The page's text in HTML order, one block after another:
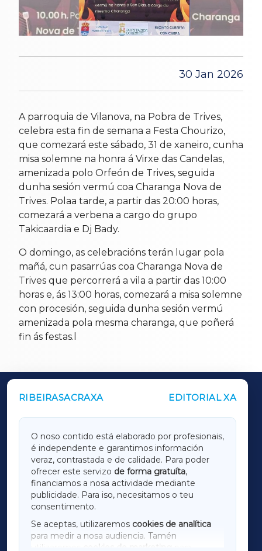
30 Jan 2026
A parroquia de Vilanova, na Pobra de Trives,
celebra esta fin de semana a Festa Chourizo,
que comezará este sábado, 31 de xaneiro, cunha
misa solemne na honra á Virxe das Candelas,
amenizada polo Orfeón de Trives, seguida
dunha sesión vermú coa Charanga Nova de
Trives. Polaa tarde, a partir das 20:00 horas,
comezará a verbena a cargo do grupo
Takicaardia e Dj Bady.
O domingo, as celebracións terán lugar pola
mañá, cun pasarrúas coa Charanga Nova de
Trives que percorrerá a vila a partir das 10:00
horas e, ás 13:00 horas, comezará a misa solemne
con procesión, seguida dunha sesión vermú
amenizada pola mesma charanga, que poñerá
fin ás festas.l
RIBEIRASACRAXA EDITORIAL XA
O noso contido está elaborado por profesionais,
é independente e garantimos información
veraz, contrastada e de calidade. Para poder
ofrecer este servizo de forma gratuíta,
financiamos a nosa actividade mediante
publicidade. Para iso, necesitamos o teu
consentimento.
Se aceptas, utilizaremos cookies de analítica
para medir a nosa audiencia. Tamén
utilizaremos
cookies de marketing
OUTROS PERIÓDICOS
LUGOXA
TERRACHAXA
AMARIÑAXA